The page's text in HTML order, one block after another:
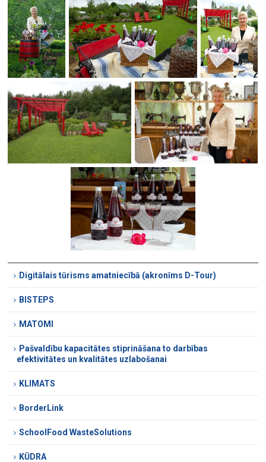
Digitālais tūrisms amatniecībā (akronīms D-Tour)
BISTEPS
MATOMI
Pašvaldību kapacitātes stiprināšana to darbības
efektivitātes un kvalitātes uzlabošanai
KLIMATS
BorderLink
SchoolFood WasteSolutions
KŪDRA